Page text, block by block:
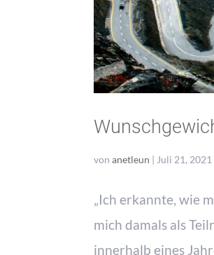
vonanetleun |Juli 21, 2021
„Ich erkannte, wie
mich damals als
innerhalb eines